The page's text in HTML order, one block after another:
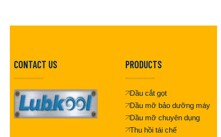
CONTACT US PRODUCTS
Dầu cắt gọt
Dầu mỡ bảo dưỡng máy
Dầu mỡ chuyên dụng
Thu hồi tái chế